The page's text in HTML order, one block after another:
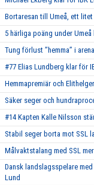
Bortaresan till Umeå, ett
5 härliga poäng under Umeå
Tung förlust ’’hemma’’ i
#77 Elias Lundberg klar för
Hemmapremiär och
Säker seger och
#14 Kapten Kalle Nilsson
Stabil seger borta mot SSL
Målvaktstalang med SSL
Dansk landslagsspelare
Lund